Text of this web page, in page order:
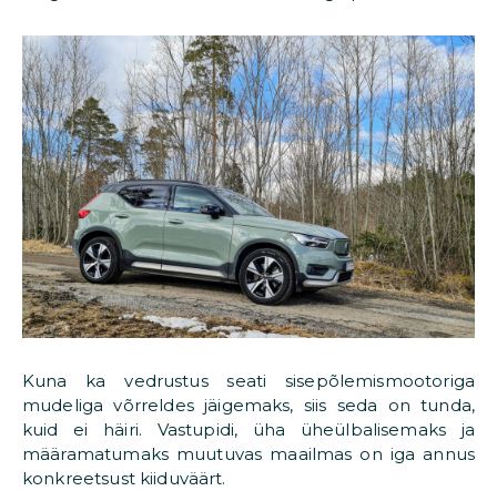
Kuna ka vedrustus seati sisepõlemismootoriga
mudeliga võrreldes jäigemaks, siis seda on tunda,
kuid ei häiri. Vastupidi, üha üheülbalisemaks ja
määramatumaks muutuvas maailmas on iga annus
konkreetsust kiiduväärt.